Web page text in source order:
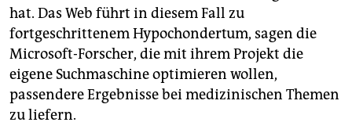
hat. Das Web führt in diesem Fall zu
fortgeschrittenem Hypochondertum, sagen die
Microsoft-Forscher, die mit ihrem Projekt die
eigene Suchmaschine optimieren wollen,
passendere Ergebnisse bei medizinischen Themen
zu liefern.